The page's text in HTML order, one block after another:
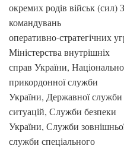
окремих родів військ
командувань
оперативно-стратегічних
Міністерства внутрішніх
справ України,
прикордонної служби
України, Державної
ситуацій, Служби безпеки
України, Служби
служби спеціального